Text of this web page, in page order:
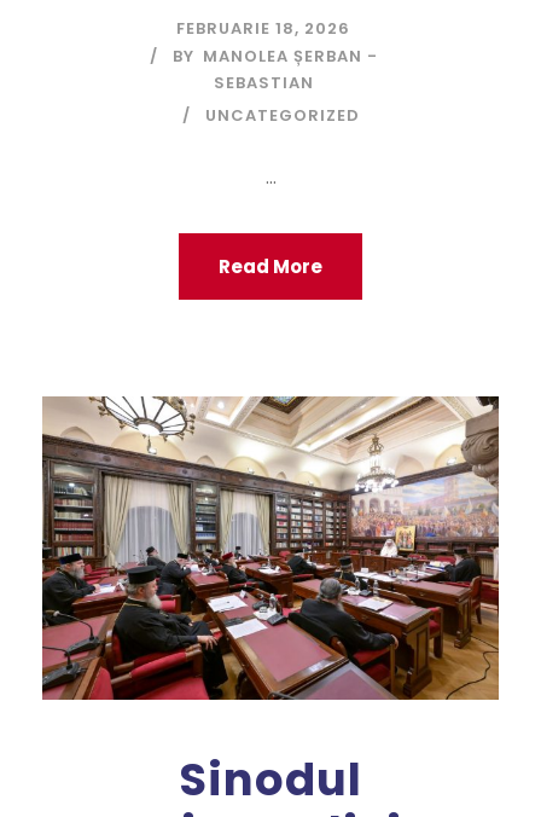
FEBRUARIE 18, 2026
BY MANOLEA ȘERBAN -
SEBASTIAN
UNCATEGORIZED
...
Read More
Sinodul